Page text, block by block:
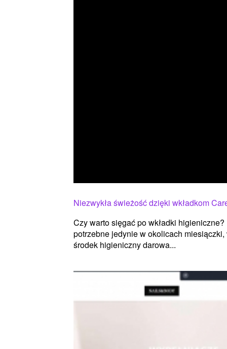
Niezwykła świeżość dzięki wkładkom
Czy warto sięgać po wkładki
potrzebne jedynie w okolicach
środek higieniczny darowa...